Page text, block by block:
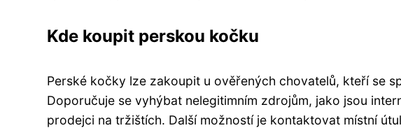
Kde koupit perskou kočku
Perské kočky lze zakoupit u ověřených chovatelů, kteří se
Doporučuje se vyhýbat nelegitimním zdrojům, jako jsou
prodejci na tržištích. Další možností je kontaktovat místní